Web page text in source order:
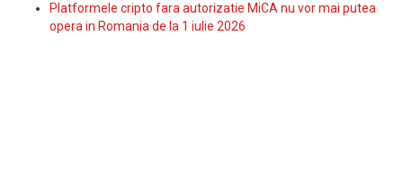
Platformele cripto fara autorizatie MiCA nu vor mai putea
opera in Romania de la 1 iulie 2026